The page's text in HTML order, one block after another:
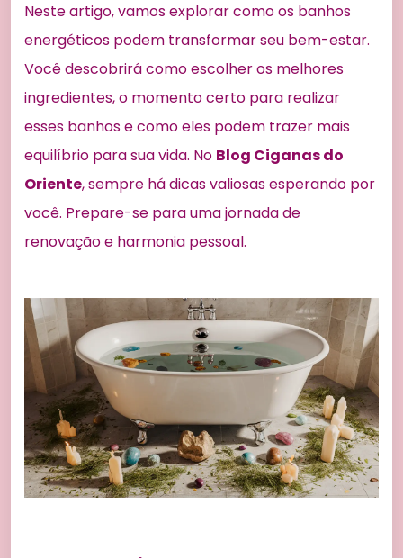
Neste artigo, vamos explorar como os banhos
energéticos podem transformar seu bem-estar.
Você descobrirá como escolher os melhores
ingredientes, o momento certo para realizar
esses banhos e como eles podem trazer mais
equilíbrio para sua vida. No Blog Ciganas do
Oriente, sempre há dicas valiosas esperando por
você. Prepare-se para uma jornada de
renovação e harmonia pessoal.